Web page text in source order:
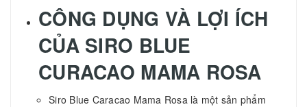
CÔNG DỤNG VÀ LỢI ÍCH
CỦA SIRO BLUE
CURACAO MAMA ROSA
Siro Blue Caracao Mama Rosa là một sản phẩm